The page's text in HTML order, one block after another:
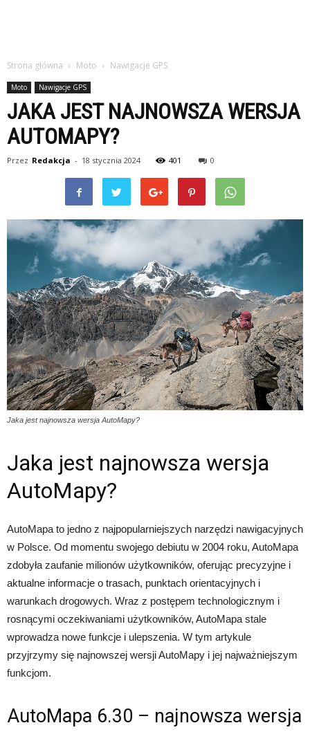
Strona główna Moto Nawigacje GPS
Moto Nawigacje GPS
JAKA JEST NAJNOWSZA WERSJA
AUTOMAPY?
Przez Redakcja - 18 stycznia 2024 401 0
Jaka jest najnowsza wersja AutoMapy?
Jaka jest najnowsza wersja
AutoMapy?
AutoMapa to jedno z najpopularniejszych narzędzi nawigacyjnych
w Polsce. Od momentu swojego debiutu w 2004 roku, AutoMapa
zdobyła zaufanie milionów użytkowników, oferując precyzyjne i
aktualne informacje o trasach, punktach orientacyjnych i
warunkach drogowych. Wraz z postępem technologicznym i
rosnącymi oczekiwaniami użytkowników, AutoMapa stale
wprowadza nowe funkcje i ulepszenia. W tym artykule
przyjrzymy się najnowszej wersji AutoMapy i jej najważniejszym
funkcjom.
AutoMapa 6.30 – najnowsza wersja